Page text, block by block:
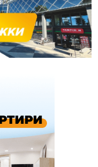
на 600 тисяч за
вимкнення
двох
який у Буковелі
8,5 тисяч
давньоруську
операцій